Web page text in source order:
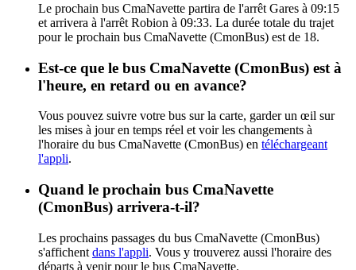
Le prochain bus CmaNavette partira de l'arrêt Gares à 09:15
et arrivera à l'arrêt Robion à 09:33. La durée totale du trajet
pour le prochain bus CmaNavette (CmonBus) est de 18.
Est-ce que le bus CmaNavette (CmonBus) est à
l'heure, en retard ou en avance?
Vous pouvez suivre votre bus sur la carte, garder un œil sur
les mises à jour en temps réel et voir les changements à
l'horaire du bus CmaNavette (CmonBus) en téléchargeant
l'appli.
Quand le prochain bus CmaNavette
(CmonBus) arrivera-t-il?
Les prochains passages du bus CmaNavette (CmonBus)
s'affichent dans l'appli. Vous y trouverez aussi l'horaire des
départs à venir pour le bus CmaNavette.